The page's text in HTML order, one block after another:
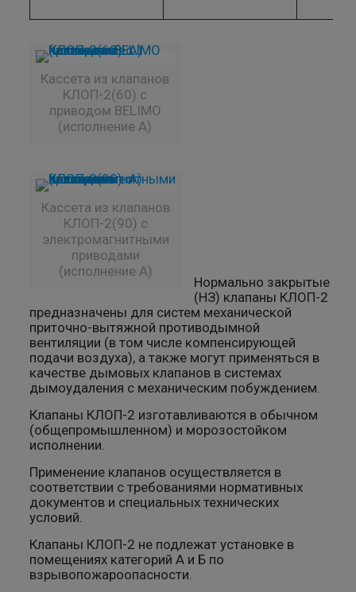
Кассета из клапанов
КЛОП-2(60) с
приводом BELIMO
(исполнение A)
Кассета из клапанов
КЛОП-2(90) с
электромагнитными
приводами
(исполнение A)
Нормально закрытые
(НЗ) клапаны КЛОП-2
предназначены для систем механической
приточно-вытяжной противодымной
вентиляции (в том числе компенсирующей
подачи воздуха), а также могут применяться в
качестве дымовых клапанов в системах
дымоудаления с механическим побуждением.
Клапаны КЛОП-2 изготавливаются в обычном
(общепромышленном) и морозостойком
исполнении.
Применение клапанов осуществляется в
соответствии с требованиями нормативных
документов и специальных технических
условий.
Клапаны КЛОП-2 не подлежат установке в
помещениях категорий А и Б по
взрывопожароопасности.